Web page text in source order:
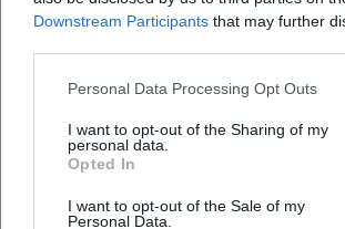
Downstream Participants that may further
Personal Data Processing Opt Outs
I want to opt-out of the Sharing of my
personal data.
Opted In
I want to opt-out of the Sale of my
Personal Data.
Häufig gestellte Fragen